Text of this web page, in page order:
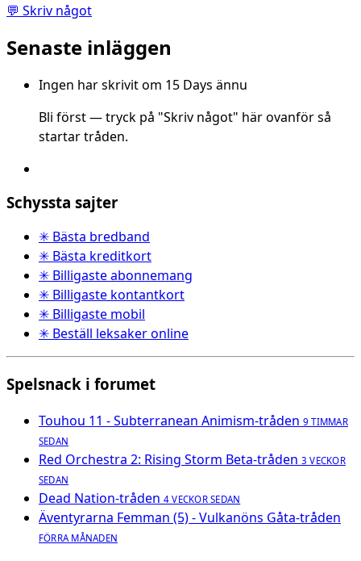
💬 Skriv något
Senaste inläggen
Ingen har skrivit om 15 Days ännu
Bli först — tryck på "Skriv något" här ovanför så
startar tråden.
Schyssta sajter
✳ Bästa bredband
✳ Bästa kreditkort
✳ Billigaste abonnemang
✳ Billigaste kontantkort
✳ Billigaste mobil
✳ Beställ leksaker online
Spelsnack i forumet
Touhou 11 - Subterranean Animism-tråden 9 TIMMAR
SEDAN
Red Orchestra 2: Rising Storm Beta-tråden 3 VECKOR
SEDAN
Dead Nation-tråden 4 VECKOR SEDAN
Äventyrarna Femman (5) - Vulkanöns Gåta-tråden
FÖRRA MÅNADEN